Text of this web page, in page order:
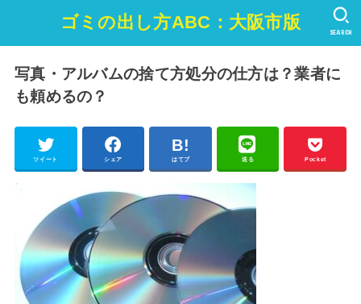
ゴミの出し方ABC：大阪市版 SEARCH
写真・アルバムの捨て方処分の仕方は？業者に
も頼めるの？
ツイート シェア はてブ 送る Pocket